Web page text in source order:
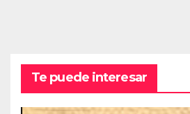
Te puede interesar